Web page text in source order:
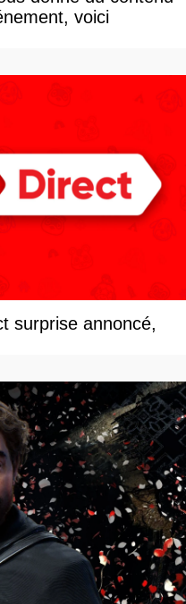
voici
surprise annoncé,